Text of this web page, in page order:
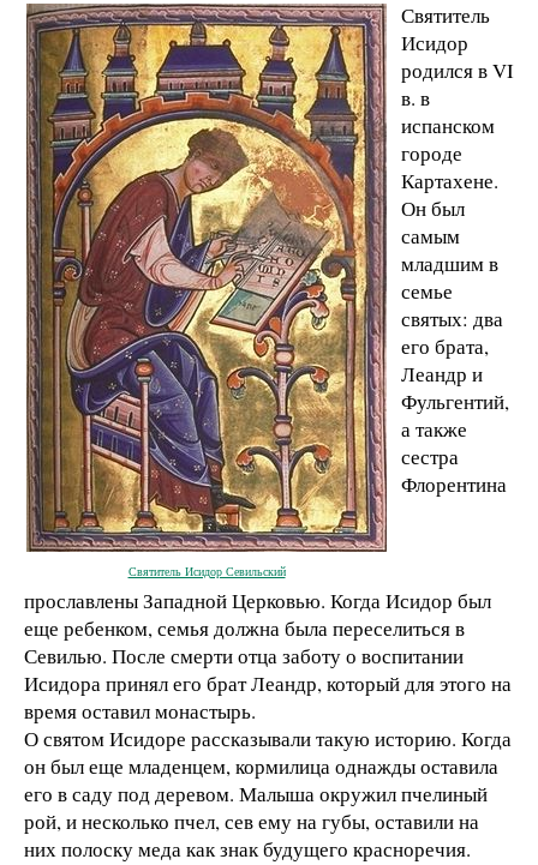
Святитель Исидор Севильский
Святитель
Исидор
родился в VI
в. в
испанском
городе
Картахене.
Он был
самым
младшим в
семье
святых: два
его брата,
Леандр и
Фульгентий,
а также
сестра
Флорентина
прославлены Западной Церковью. Когда Исидор был
еще ребенком, семья должна была переселиться в
Севилью. После смерти отца заботу о воспитании
Исидора принял его брат Леандр, который для этого на
время оставил монастырь.
О святом Исидоре рассказывали такую историю. Когда
он был еще младенцем, кормилица однажды оставила
его в саду под деревом. Малыша окружил пчелиный
рой, и несколько пчел, сев ему на губы, оставили на
них полоску меда как знак будущего красноречия.